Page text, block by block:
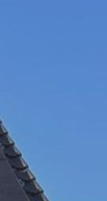
für Sie da ✉.